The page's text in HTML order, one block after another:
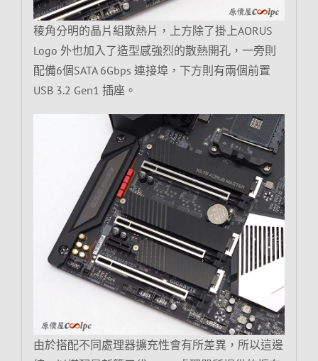
稜角分明的晶片組散熱片，上方除了掛上AORUS
Logo 外也加入了造型感強烈的散熱開孔，一旁則
配備6個SATA 6Gbps 連接埠，下方則有兩個前置
USB 3.2 Gen1 插座。
由於搭配不同處理器擴充性會有所差異，所以這邊